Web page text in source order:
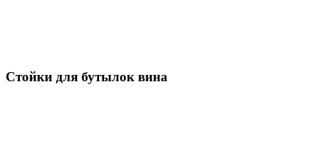
Стойки для бутылок вина